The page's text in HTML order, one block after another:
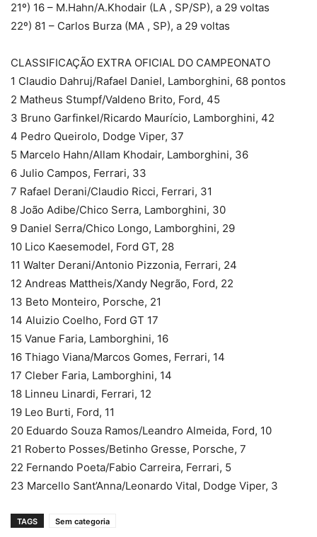
21º) 16 – M.Hahn/A.Khodair (LA , SP/SP), a 29 voltas
22º) 81 – Carlos Burza (MA , SP), a 29 voltas
CLASSIFICAÇÃO EXTRA OFICIAL DO CAMPEONATO
1 Claudio Dahruj/Rafael Daniel, Lamborghini, 68 pontos
2 Matheus Stumpf/Valdeno Brito, Ford, 45
3 Bruno Garfinkel/Ricardo Maurício, Lamborghini, 42
4 Pedro Queirolo, Dodge Viper, 37
5 Marcelo Hahn/Allam Khodair, Lamborghini, 36
6 Julio Campos, Ferrari, 33
7 Rafael Derani/Claudio Ricci, Ferrari, 31
8 João Adibe/Chico Serra, Lamborghini, 30
9 Daniel Serra/Chico Longo, Lamborghini, 29
10 Lico Kaesemodel, Ford GT, 28
11 Walter Derani/Antonio Pizzonia, Ferrari, 24
12 Andreas Mattheis/Xandy Negrão, Ford, 22
13 Beto Monteiro, Porsche, 21
14 Aluizio Coelho, Ford GT 17
15 Vanue Faria, Lamborghini, 16
16 Thiago Viana/Marcos Gomes, Ferrari, 14
17 Cleber Faria, Lamborghini, 14
18 Linneu Linardi, Ferrari, 12
19 Leo Burti, Ford, 11
20 Eduardo Souza Ramos/Leandro Almeida, Ford, 10
21 Roberto Posses/Betinho Gresse, Porsche, 7
22 Fernando Poeta/Fabio Carreira, Ferrari, 5
23 Marcello Sant’Anna/Leonardo Vital, Dodge Viper, 3
TAGS Sem categoria